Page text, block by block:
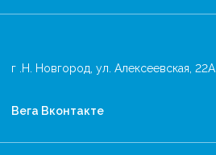
г .Н. Новгород, ул. Алексеевская, 22А
Вега Вконтакте